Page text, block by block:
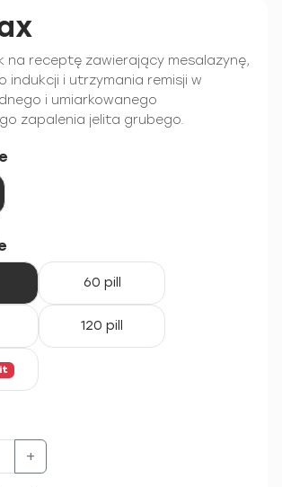
na receptę zawierający mesalazynę,
indukcji i utrzymania remisji w
i umiarkowanego
zapalenia jelita grubego.
60 pill
120 pill
+